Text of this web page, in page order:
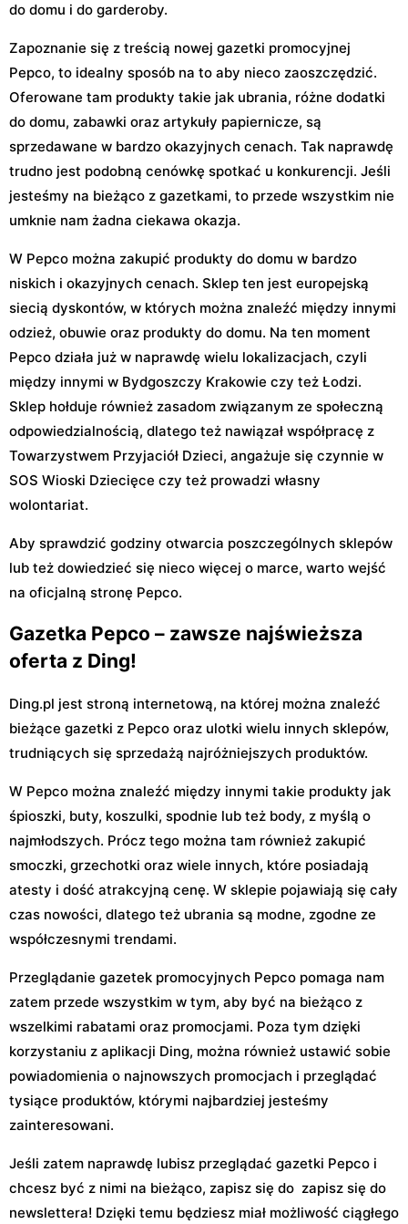
do domu i do garderoby.
Zapoznanie się z treścią nowej gazetki promocyjnej
Pepco, to idealny sposób na to aby nieco zaoszczędzić.
Oferowane tam produkty takie jak ubrania, różne dodatki
do domu, zabawki oraz artykuły papiernicze, są
sprzedawane w bardzo okazyjnych cenach. Tak naprawdę
trudno jest podobną cenówkę spotkać u konkurencji. Jeśli
jesteśmy na bieżąco z gazetkami, to przede wszystkim nie
umknie nam żadna ciekawa okazja.
W Pepco można zakupić produkty do domu w bardzo
niskich i okazyjnych cenach. Sklep ten jest europejską
siecią dyskontów, w których można znaleźć między innymi
odzież, obuwie oraz produkty do domu. Na ten moment
Pepco działa już w naprawdę wielu lokalizacjach, czyli
między innymi w Bydgoszczy Krakowie czy też Łodzi.
Sklep hołduje również zasadom związanym ze społeczną
odpowiedzialnością, dlatego też nawiązał współpracę z
Towarzystwem Przyjaciół Dzieci, angażuje się czynnie w
SOS Wioski Dziecięce czy też prowadzi własny
wolontariat.
Aby sprawdzić godziny otwarcia poszczególnych sklepów
lub też dowiedzieć się nieco więcej o marce, warto wejść
na oficjalną stronę Pepco.
Gazetka Pepco – zawsze najświeższa
oferta z Ding!
Ding.pl jest stroną internetową, na której można znaleźć
bieżące gazetki z Pepco oraz ulotki wielu innych sklepów,
trudniących się sprzedażą najróżniejszych produktów.
W Pepco można znaleźć między innymi takie produkty jak
śpioszki, buty, koszulki, spodnie lub też body, z myślą o
najmłodszych. Prócz tego można tam również zakupić
smoczki, grzechotki oraz wiele innych, które posiadają
atesty i dość atrakcyjną cenę. W sklepie pojawiają się cały
czas nowości, dlatego też ubrania są modne, zgodne ze
współczesnymi trendami.
Przeglądanie gazetek promocyjnych Pepco pomaga nam
zatem przede wszystkim w tym, aby być na bieżąco z
wszelkimi rabatami oraz promocjami. Poza tym dzięki
korzystaniu z aplikacji Ding, można również ustawić sobie
powiadomienia o najnowszych promocjach i przeglądać
tysiące produktów, którymi najbardziej jesteśmy
zainteresowani.
Jeśli zatem naprawdę lubisz przeglądać gazetki Pepco i
chcesz być z nimi na bieżąco, zapisz się do zapisz się do
newslettera! Dzięki temu będziesz miał możliwość ciągłego